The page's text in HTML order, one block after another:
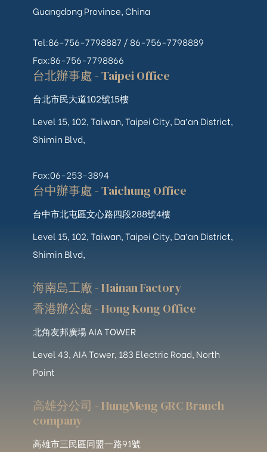
Guangdong Province, China
Tel:86-756-7798887 / 86-756-7798889
Fax:86-756-7798866
台北辦事處 - Taipei Office
台北市民大道102號15樓
Level 15, 102, Taiwan, Taipei City, Da’an District,
Shimin Blvd,
Fax:06-253-3894
台中辦事處 - Taichung Office
台中市北屯區文心路四段288號4樓
Level 15, 102, Taiwan, Taipei City, Da’an District,
Shimin Blvd,
海南島工廠 - Hainan Factory
香港辦公處 - Hong Kong Office
北角友邦廣場 AIA TOWER
Level 43, AIA Tower, 183 Electric Road, North
Point
高雄分公司 - HungMeng GRC Branch
company
高雄市三民區同盟一路91號